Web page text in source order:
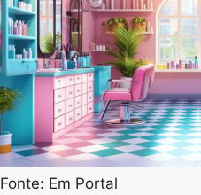
Fonte: Em Portal